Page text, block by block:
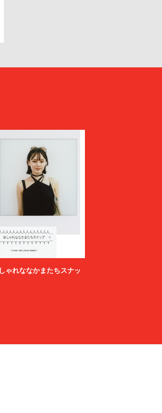
ゃれななかまたちスナッ